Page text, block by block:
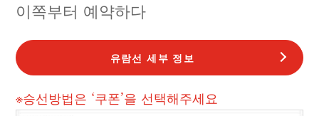
이쪽부터 예약하다
유람선 세부 정보
※승선방법은 ‘쿠폰’을 선택해주세요